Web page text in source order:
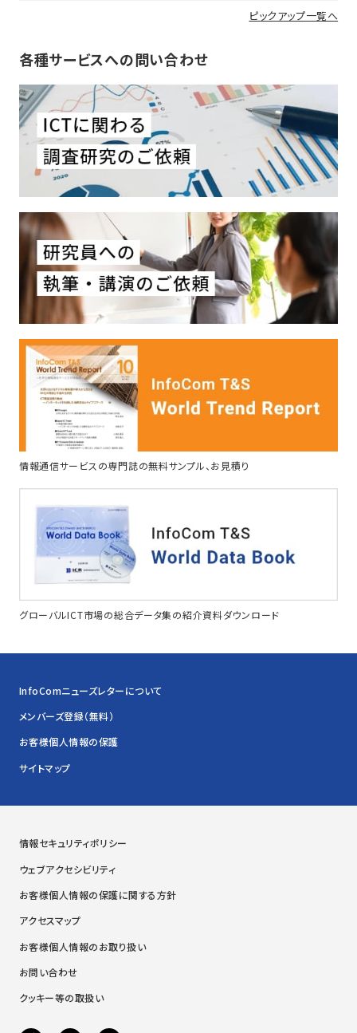
ピックアップ一覧へ
各種サービスへの問い合わせ
情報通信サービスの専門誌の無料サンプル、お見積り
グローバルICT市場の総合データ集の紹介資料ダウンロード
InfoComニューズレターについて
メンバーズ登録（無料）
お客様個人情報の保護
サイトマップ
情報セキュリティポリシー
ウェブアクセシビリティ
お客様個人情報の保護に関する方針
アクセスマップ
お客様個人情報のお取り扱い
お問い合わせ
クッキー等の取扱い